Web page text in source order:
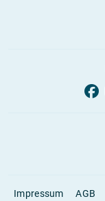
Impressum AGB